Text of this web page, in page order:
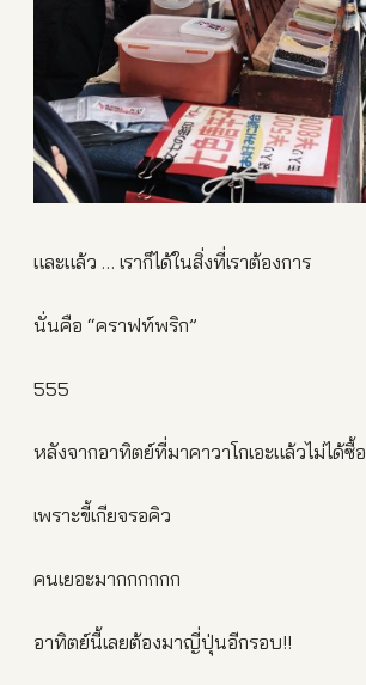
และแล้ว … เราก็ได้ในสิ่งที่เราต้องการ
นั่นคือ “คราฟท์พริก”
555
หลังจากอาทิตย์ที่มาคาวาโกเอะแล้วไม่ได้ซื้อ
เพราะขี้เกียจรอคิว
คนเยอะมากกกกกก
อาทิตย์นี้เลยต้องมาญี่ปุ่นอีกรอบ!!